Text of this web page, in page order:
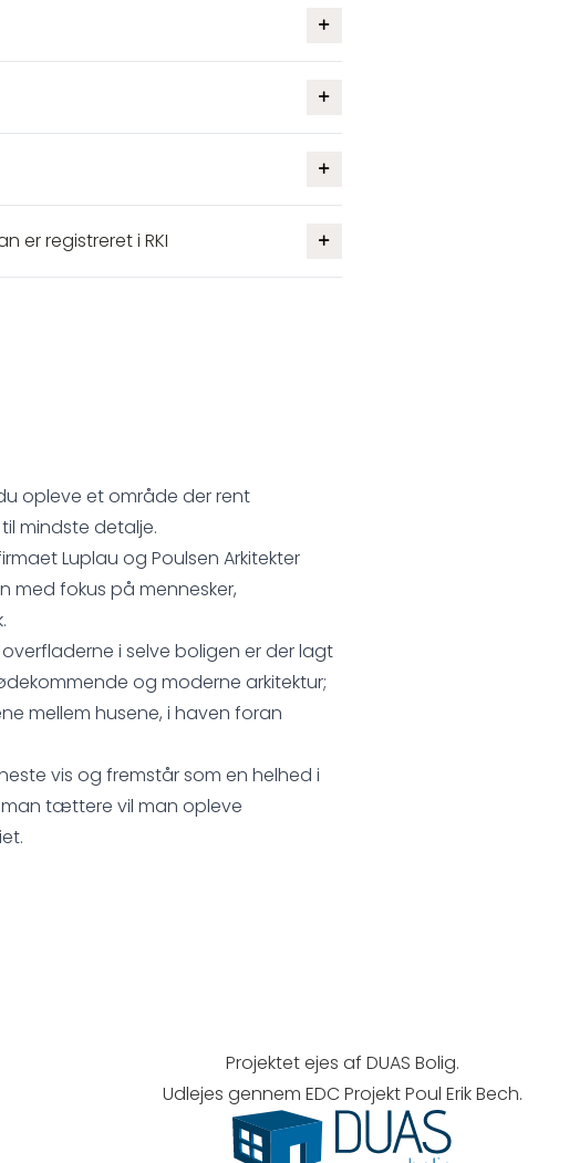
er registreret i RKI
opleve et område der rent
mindste detalje.
Luplau og Poulsen Arkitekter
fokus på mennesker,
i selve boligen er der lagt
og moderne arkitektur;
mellem husene, i haven foran
vis og fremstår som en helhed i
tættere vil man opleve
Projektet ejes af DUAS Bolig.
Udlejes gennem EDC Projekt Poul Erik Bech.